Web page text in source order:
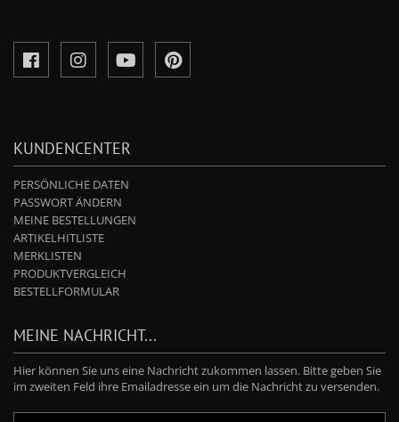
KUNDENCENTER
PERSÖNLICHE DATEN
PASSWORT ÄNDERN
MEINE BESTELLUNGEN
ARTIKELHITLISTE
MERKLISTEN
PRODUKTVERGLEICH
BESTELLFORMULAR
MEINE NACHRICHT...
Hier können Sie uns eine Nachricht zukommen lassen. Bitte geben Sie
im zweiten Feld ihre Emailadresse ein um die Nachricht zu versenden.